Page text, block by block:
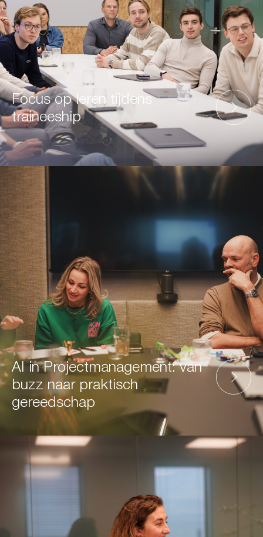
Focus op leren tijdens
traineeship
AI in Projectmanagement: van
buzz naar praktisch
gereedschap